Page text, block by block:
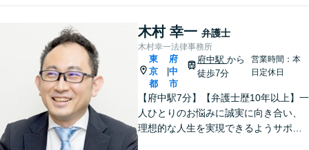
料】
木村 幸一 弁護士
木村幸一法律事務所
東
京
都
府
中
市
府中駅から
徒歩7分
営業時間：本
日定休日
【府中駅7分】【弁護士歴10年以上】一
人ひとりのお悩みに誠実に向き合い、
理想的な人生を実現できるようサポー